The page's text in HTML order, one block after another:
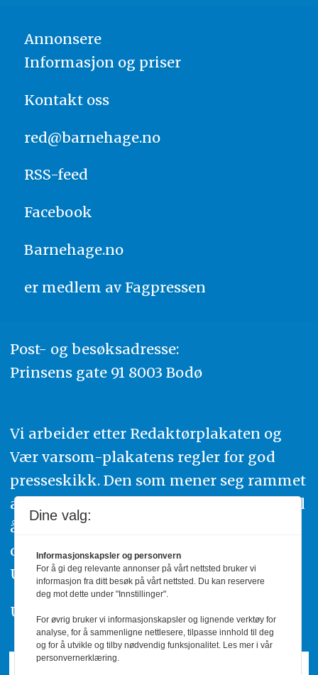
Annonsere
Informasjon og priser
Kontakt oss
red@barnehage.no
RSS-feed
Facebook
Barnehage.no
er medlem av Fagpressen
Post- og besøksadresse:
Prinsens gate 91 8003 Bodø
Vi arbeider etter Redaktørplakaten og
Vær varsom-plakatens regler for god
presseskikk. Den som mener seg rammet
av urettmessig publisering, oppfordres til
å ta kontakt med redaksjonen. Du kan
også klage inn saker til Pressens Faglige
Utvalg,www.pfu.no.
Utgiver: PBL
Dine valg:
Informasjonskapsler og personvern
For å gi deg relevante annonser på vårt nettsted bruker vi
informasjon fra ditt besøk på vårt nettsted. Du kan reservere
deg mot dette under "Innstillinger".
For øvrig bruker vi informasjonskapsler og lignende verktøy for
analyse, for å sammenligne nettlesere, tilpasse innhold til deg
og for å utvikle og tilby nødvendig funksjonalitet. Les mer i vår
personvernerklæring.